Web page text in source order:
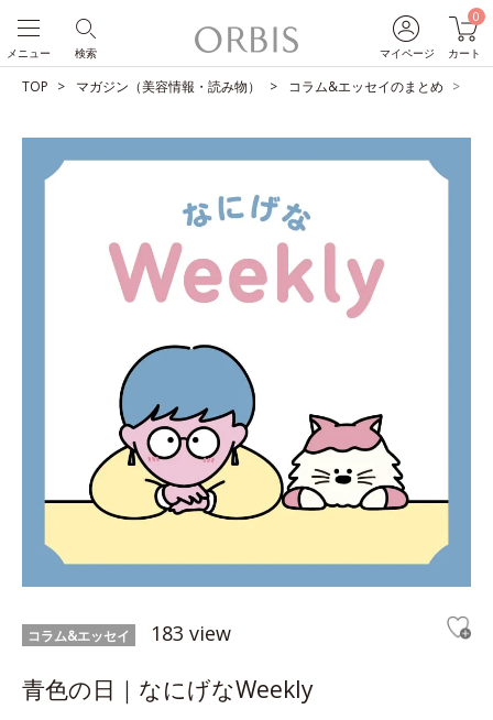
マイページ
0
カート
検索
メニュー
TOP マガジン（美容情報・読み物） コラム&エッセイのまとめ
コラム&エッセイ 183 view
青色の日｜なにげなWeekly